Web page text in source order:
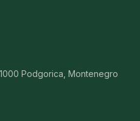
Podgorica, Montenegro